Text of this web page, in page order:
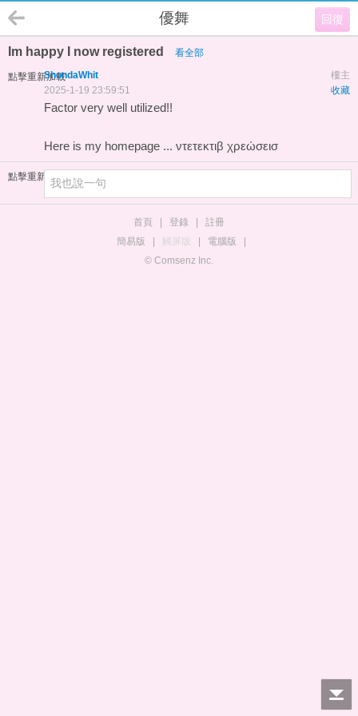
回復
優舞
Im happy I now registered 看全部
點擊重新加載 樓主
ShondaWhit
收藏
2025-1-19 23:59:51
Factor very well utilized!!
Here is my homepage ... ντετεκτιβ χρεώσεισ
點擊重新加載
首頁 登錄
註冊
簡易版
觸屏版 電腦版
© Comsenz Inc.